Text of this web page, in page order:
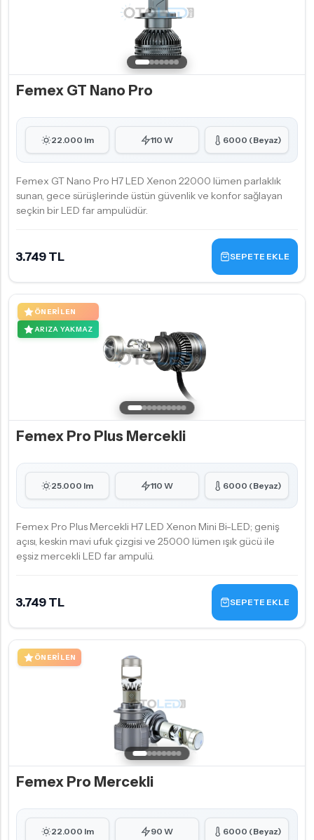
Femex GT Nano Pro
22.000 lm 110 W 6000 (Beyaz)
Femex GT Nano Pro H7 LED Xenon 22000 lümen parlaklık
sunan, gece sürüşlerinde üstün güvenlik ve konfor sağlayan
seçkin bir LED far ampulüdür.
3.749 TL SEPETE EKLE
ÖNERILEN
ARIZA YAKMAZ
Femex Pro Plus Mercekli
25.000 lm 110 W 6000 (Beyaz)
Femex Pro Plus Mercekli H7 LED Xenon Mini Bi-LED; geniş
açısı, keskin mavi ufuk çizgisi ve 25000 lümen ışık gücü ile
eşsiz mercekli LED far ampulü.
3.749 TL SEPETE EKLE
ÖNERILEN
Femex Pro Mercekli
22.000 lm 90 W 6000 (Beyaz)